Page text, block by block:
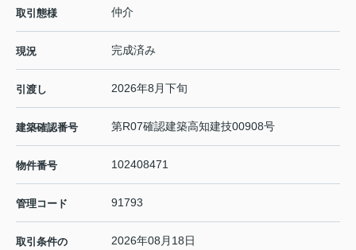
取引態様 仲介
現況 完成済み
引渡し 2026年8月下旬
建築確認番号 第R07確認建築高知建技00908号
物件番号 102408471
管理コード 91793
取引条件の
2026年08月18日